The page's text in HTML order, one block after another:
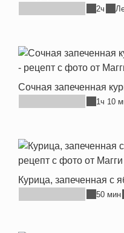
2ч
Сочная запеченная
1ч 10
Курица, запеченная с
50 мин